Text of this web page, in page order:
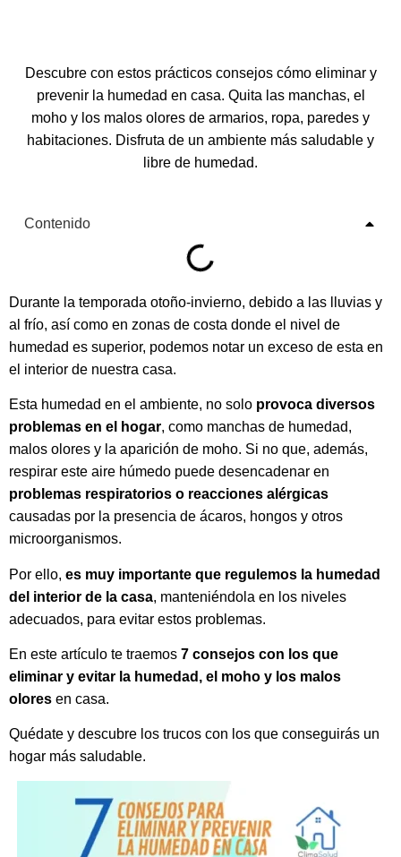
Descubre con estos prácticos consejos cómo eliminar y
prevenir la humedad en casa. Quita las manchas, el
moho y los malos olores de armarios, ropa, paredes y
habitaciones. Disfruta de un ambiente más saludable y
libre de humedad.
Contenido
Durante la temporada otoño-invierno, debido a las lluvias y
al frío, así como en zonas de costa donde el nivel de
humedad es superior, podemos notar un exceso de esta en
el interior de nuestra casa.
Esta humedad en el ambiente, no solo provoca diversos
problemas en el hogar, como manchas de humedad,
malos olores y la aparición de moho. Si no que, además,
respirar este aire húmedo puede desencadenar en
problemas respiratorios o reacciones alérgicas
causadas por la presencia de ácaros, hongos y otros
microorganismos.
Por ello, es muy importante que regulemos la humedad
del interior de la casa, manteniéndola en los niveles
adecuados, para evitar estos problemas.
En este artículo te traemos 7 consejos con los que
eliminar y evitar la humedad, el moho y los malos
olores en casa.
Quédate y descubre los trucos con los que conseguirás un
hogar más saludable.